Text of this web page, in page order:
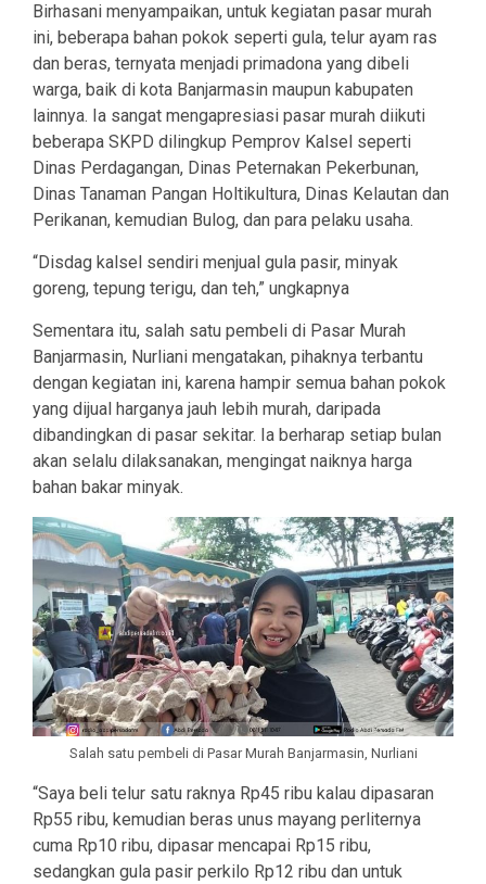
Birhasani menyampaikan, untuk kegiatan pasar murah
ini, beberapa bahan pokok seperti gula, telur ayam ras
dan beras, ternyata menjadi primadona yang dibeli
warga, baik di kota Banjarmasin maupun kabupaten
lainnya. Ia sangat mengapresiasi pasar murah diikuti
beberapa SKPD dilingkup Pemprov Kalsel seperti
Dinas Perdagangan, Dinas Peternakan Pekerbunan,
Dinas Tanaman Pangan Holtikultura, Dinas Kelautan dan
Perikanan, kemudian Bulog, dan para pelaku usaha.
“Disdag kalsel sendiri menjual gula pasir, minyak
goreng, tepung terigu, dan teh,” ungkapnya
Sementara itu, salah satu pembeli di Pasar Murah
Banjarmasin, Nurliani mengatakan, pihaknya terbantu
dengan kegiatan ini, karena hampir semua bahan pokok
yang dijual harganya jauh lebih murah, daripada
dibandingkan di pasar sekitar. Ia berharap setiap bulan
akan selalu dilaksanakan, mengingat naiknya harga
bahan bakar minyak.
Salah satu pembeli di Pasar Murah Banjarmasin, Nurliani
“Saya beli telur satu raknya Rp45 ribu kalau dipasaran
Rp55 ribu, kemudian beras unus mayang perliternya
cuma Rp10 ribu, dipasar mencapai Rp15 ribu,
sedangkan gula pasir perkilo Rp12 ribu dan untuk